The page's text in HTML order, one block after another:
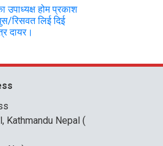
उपाध्यक्ष होम प्रकाश
रिसवत लिई दिई
दायर।
Kathmandu Nepal (